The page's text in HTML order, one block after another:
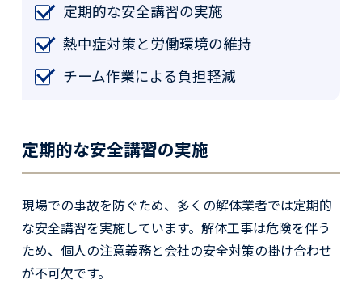
定期的な安全講習の実施
熱中症対策と労働環境の維持
チーム作業による負担軽減
定期的な安全講習の実施
現場での事故を防ぐため、多くの解体業者では定期的
な安全講習を実施しています。解体工事は危険を伴う
ため、個人の注意義務と会社の安全対策の掛け合わせ
が不可欠です。